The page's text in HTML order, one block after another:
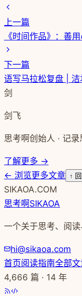
上一篇
《时间作品》：善
下一篇
语写马拉松复盘 |
剑
剑飞
思考啊创始人 · 记
了解更多 →
← 浏览更多文章 ↑
SIKAOA.COM
思考啊SIKAOA
一个关于思考、阅
hi@sikaoa.com
首页阅读指南全部
4,666 篇 · 14 年